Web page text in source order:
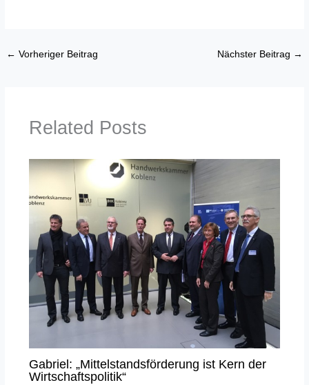
← Vorheriger Beitrag Nächster Beitrag →
Related Posts
Gabriel: „Mittelstandsförderung ist Kern der
Wirtschaftspolitik“